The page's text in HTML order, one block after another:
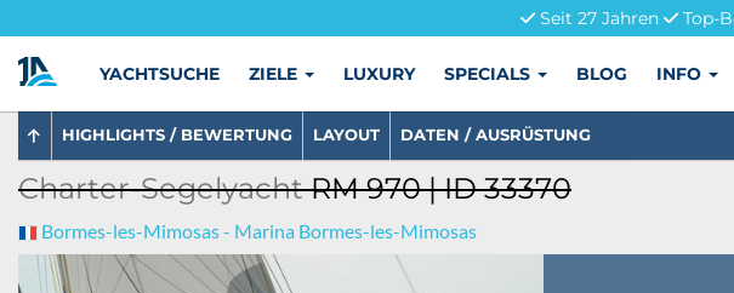
Seit 27 Jahren
Top-
YACHTSUCHE ZIELE LUXURY SPECIALS BLOG INFO
HIGHLIGHTS / BEWERTUNG LAYOUT DATEN / AUSRÜSTUNG
Charter-SegelyachtRM 970 | ID 33370
Bormes-les-Mimosas - Marina Bormes-les-Mimosas